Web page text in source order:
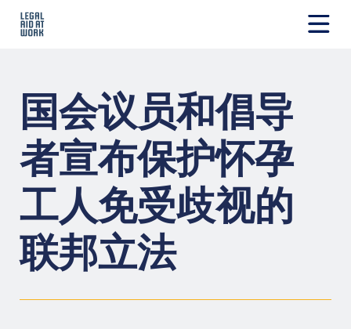
Work
国会议员和倡导
者宣布保护怀孕
工人免受歧视的
联邦立法